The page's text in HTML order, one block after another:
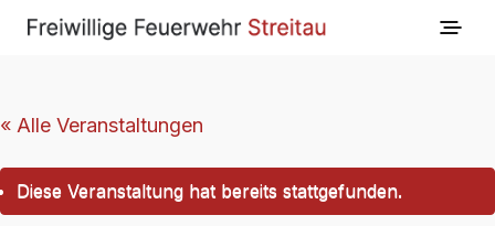
« Alle Veranstaltungen
Diese Veranstaltung hat bereits stattgefunden.